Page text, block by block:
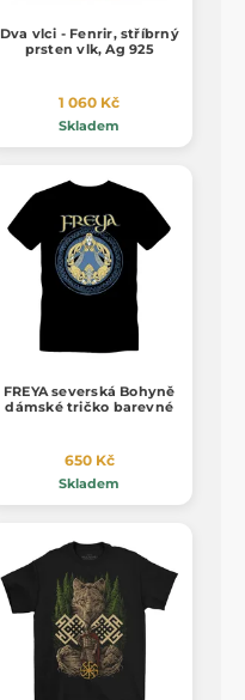
Dva vlci - Fenrir, stříbrný
prsten vlk, Ag 925
1 060 Kč
Skladem
FREYA severská Bohyně
dámské tričko barevné
650 Kč
Skladem